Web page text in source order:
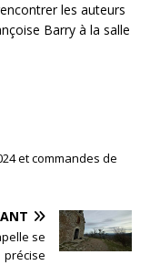
les auteurs
Barry à la salle
et commandes de
se
précise